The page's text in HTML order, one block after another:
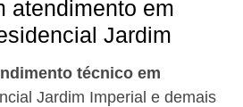
atendimento em
Jardim
técnico em
Jardim Imperial e demais